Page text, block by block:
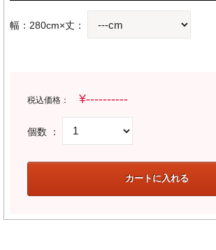
幅：280cm×丈：
税込価格：
個数 ：